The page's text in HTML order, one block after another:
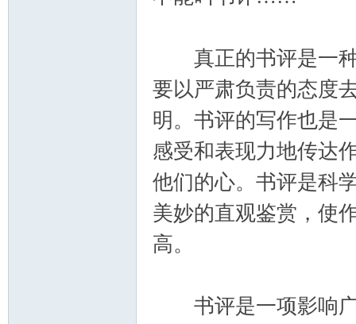
真正的书评是一种
要以严肃负责的态度
明。书评的写作也是
感受和表现力地传达
他们的心。书评是科
美妙的直观鉴赏，使
高。
书评是一项影响广